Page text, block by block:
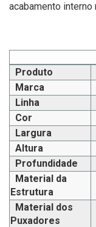
acabamento interno
Produto
Marca
Linha
Cor
Largura
Altura
Profundidade
Material da
Estrutura
Material dos
Puxadores